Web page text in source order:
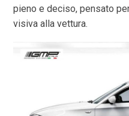
pieno e deciso, pensato
visiva alla vettura.